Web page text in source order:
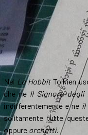
Nel Lo HobbitTolkien
che ne Il Signore degli
indifferentemente e ne il
solitamente tutte
oppure orchetti.